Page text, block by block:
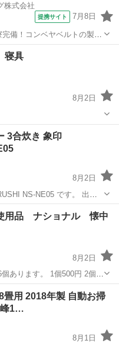
株式会社
提携サイト 7月8日
完備！コンベヤベルトの製造
原料の投入や撹拌作業、ゴ
具
8月2日
機
3合炊き 象印
8月2日
NS-NE05 です。 出品
いた後、加古川市八幡町野
い合わせをお願い致しま
品 ナショナル 懐中
8月2日
リターンでお願いします。
家電 懐中電灯
用 2018年製 自動お掃
峰1…
8月1日